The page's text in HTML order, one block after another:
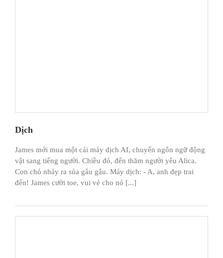
Dịch
James mới mua một cái máy dịch AI, chuyển ngôn ngữ động
vật sang tiếng người. Chiều đó, đến thăm người yêu Alica.
Con chó nhảy ra sủa gâu gâu. Máy dịch: - A, anh đẹp trai
đến! James cười toe, vui vẻ cho nó [...]